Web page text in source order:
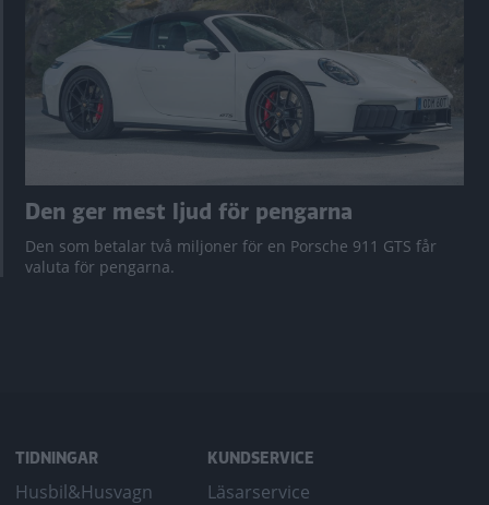
Den ger mest ljud för pengarna
Den som betalar två miljoner för en Porsche 911 GTS får
valuta för pengarna.
TIDNINGAR
Husbil&Husvagn
KUNDSERVICE
Läsarservice